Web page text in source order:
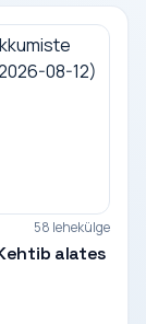
58 lehekülge
alates